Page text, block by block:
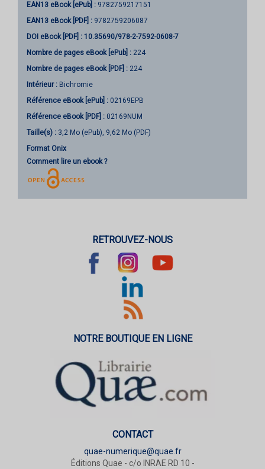
EAN13 eBook [ePub] : 9782759217151
EAN13 eBook [PDF] : 9782759206087
DOI eBook [PDF] : 10.35690/978-2-7592-0608-7
Nombre de pages eBook [ePub] : 224
Nombre de pages eBook [PDF] : 224
Intérieur : Bichromie
Référence eBook [ePub] : 02169EPB
Référence eBook [PDF] : 02169NUM
Taille(s) : 3,2 Mo (ePub), 9,62 Mo (PDF)
Format Onix
Comment lire un ebook ?
RETROUVEZ-NOUS
NOTRE BOUTIQUE EN LIGNE
CONTACT
quae-numerique@quae.fr
Éditions Quae - c/o INRAE RD 10 -